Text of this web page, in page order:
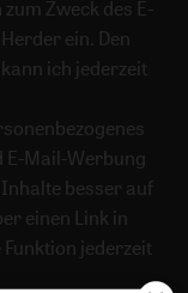
Zweck des E-
ein. Den
ich jederzeit
E-Mail-Werbung
besser auf
einen Link in
jederzeit